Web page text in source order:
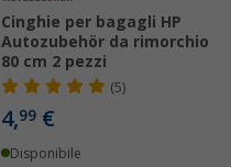
Cinghie per bagagli HP
Autozubehör da rimorchio
80 cm 2 pezzi
(5)
4,99 €
Disponibile